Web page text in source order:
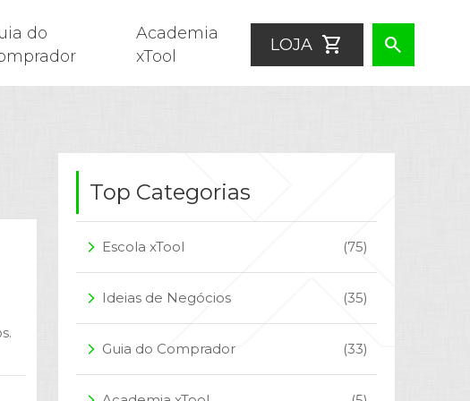
do
Academia
xTool
LOJA shopping_cart search
Top Categorias
arrow_forward_ios Escola xTool (75)
arrow_forward_ios Ideias de Negócios (35)
arrow_forward_ios Guia do Comprador (33)